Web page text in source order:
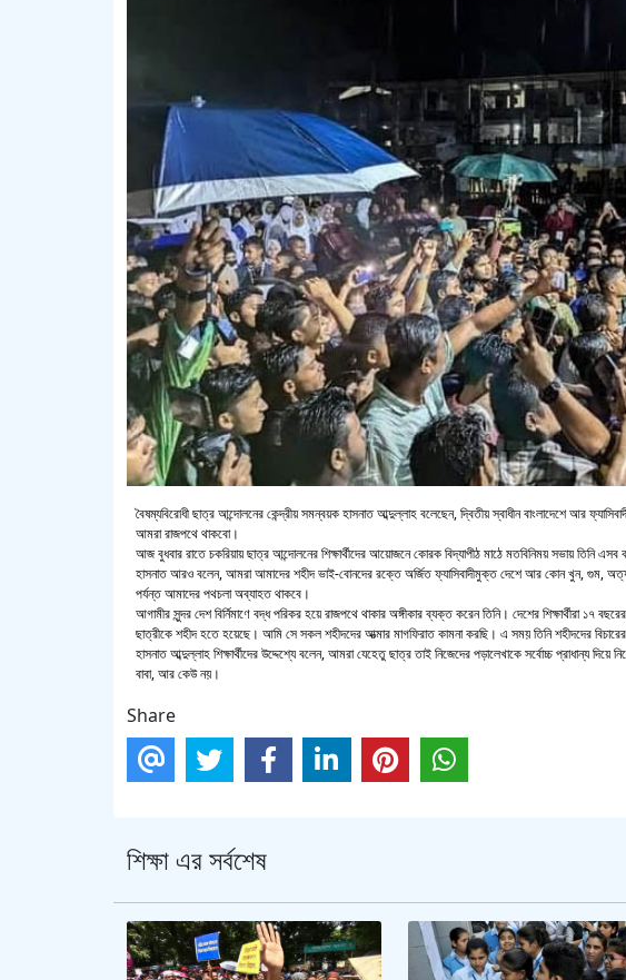
বৈষম্যবিরোধী ছাত্র আন্দোলনের কেন্দ্রীয় সমন্বয়ক হাসনাত আব্দুল্লাহ বলেছেন, দ্বিতীয় স্বাধীন বাংলাদেশে আর
আমরা রাজপথে থাকবো।
আজ বুধবার রাতে চকরিয়ায় ছাত্র আন্দোলনের শিক্ষার্থীদের আয়োজনে কোরক বিদ্যাপীঠ মাঠে মতবিনিময় সভায় তিনি এসব
হাসনাত আরও বলেন, আমরা আমাদের শহীদ ভাই-বোনদের রক্তে অর্জিত ফ্যাসিবাদীমুক্ত দেশে আর কোন খুন, গুম,
পর্যন্ত আমাদের পথচলা অব্যাহত থাকবে।
আগামীর সুন্দর দেশ বির্নিমাণে বদ্ধ পরিকর হয়ে রাজপথে থাকার অঙ্গীকার ব্যক্ত করেন তিনি। দেশের শিক্ষার্থীরা ১৭
ছাত্রীকে শহীদ হতে হয়েছে। আমি সে সকল শহীদদের আত্মার মাগফিরাত কামনা করছি। এ সময় তিনি শহীদদের বিচারের
হাসনাত আব্দুল্লাহ শিক্ষার্থীদের উদ্দেশ্যে বলেন, আমরা যেহেতু ছাত্র তাই নিজেদের পড়ালেখাকে সর্বোচ্চ প্রাধান্য
বাবা, আর কেউ নয়।
Share
শিক্ষা এর সর্বশেষ